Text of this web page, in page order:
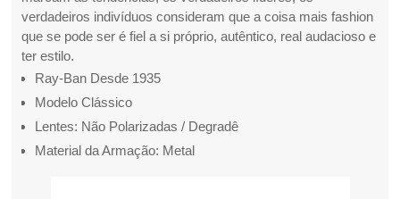
verdadeiros indivíduos consideram que a coisa mais fashion
que se pode ser é fiel a si próprio, autêntico, real audacioso e
ter estilo.
Ray-Ban Desde 1935
Modelo Clássico
Lentes: Não Polarizadas / Degradê
Material da Armação: Metal